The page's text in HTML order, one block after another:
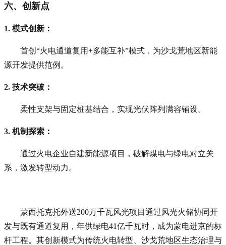
六、创新点
1. 模式创新 ：
首创“火电通道复用+多能互补”模式，为沙戈荒地区新能
源开发提供范例。
2. 技术突破 ：
柔性支架与固定桩基结合，实现光伏阵列满容铺设。
3. 机制探索 ：
通过火电企业自建新能源项目，破解煤电与绿电对立关
系，激发转型动力。
蒙西托克托外送200万千瓦风光项目通过风光火储协同开
发与既有通道复用，年供绿电41亿千瓦时，成为蒙电进京的标
杆工程。其创新模式为传统火电转型、沙戈荒地区生态治理与